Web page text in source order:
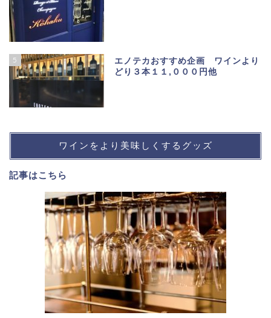
5
エノテカおすすめ企画 ワインより
どり３本１１,０００円他
ワインをより美味しくするグッズ
記事はこちら